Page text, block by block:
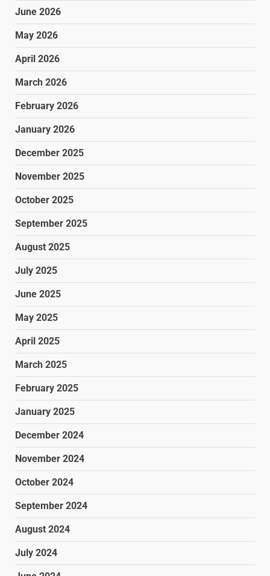
June 2026
May 2026
April 2026
March 2026
February 2026
January 2026
December 2025
November 2025
October 2025
September 2025
August 2025
July 2025
June 2025
May 2025
April 2025
March 2025
February 2025
January 2025
December 2024
November 2024
October 2024
September 2024
August 2024
July 2024